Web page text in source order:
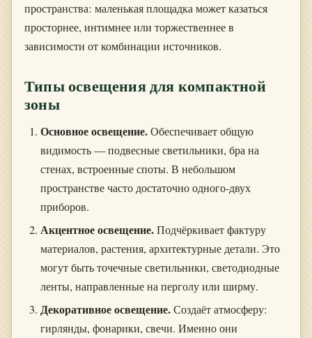
пространства: маленькая площадка может казаться
просторнее, интимнее или торжественнее в
зависимости от комбинации источников.
Типы освещения для компактной
зоны
Основное освещение.Обеспечивает общую
видимость — подвесные светильники, бра на
стенах, встроенные споты. В небольшом
пространстве часто достаточно одного-двух
приборов.
Акцентное освещение.Подчёркивает фактуру
материалов, растения, архитектурные детали. Это
могут быть точечные светильники, светодиодные
ленты, направленные на перголу или ширму.
Декоративное освещение.Создаёт атмосферу:
гирлянды, фонарики, свечи. Именно они